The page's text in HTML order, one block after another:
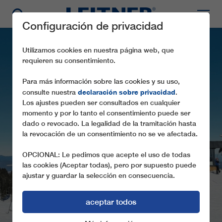
CF4 PAHERNIK
Configuración de privacidad
Utilizamos cookies en nuestra página web, que
requieren su consentimiento.
Para más información sobre las cookies y su uso,
consulte nuestra declaración sobre privacidad.
Los ajustes pueden ser consultados en cualquier
momento y por lo tanto el consentimiento puede ser
dado o revocado. La legalidad de la tramitación hasta
la revocación de un consentimiento no se ve afectada.
OPCIONAL: Le pedimos que acepte el uso de todas
las cookies (Aceptar todas), pero por supuesto puede
ajustar y guardar la selección en consecuencia.
aceptar todos